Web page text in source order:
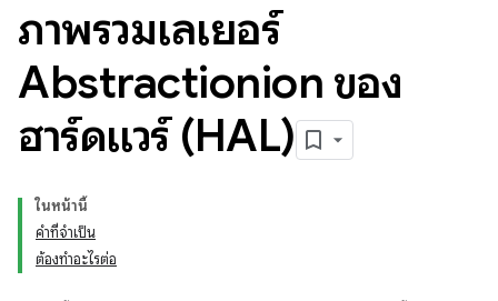
ภาพรวมเลเยอร์
Abstractionion ของ
ฮาร์ดแวร์ (HAL)
ในหน้านี้
คำที่จำเป็น
ต้องทำอะไรต่อ